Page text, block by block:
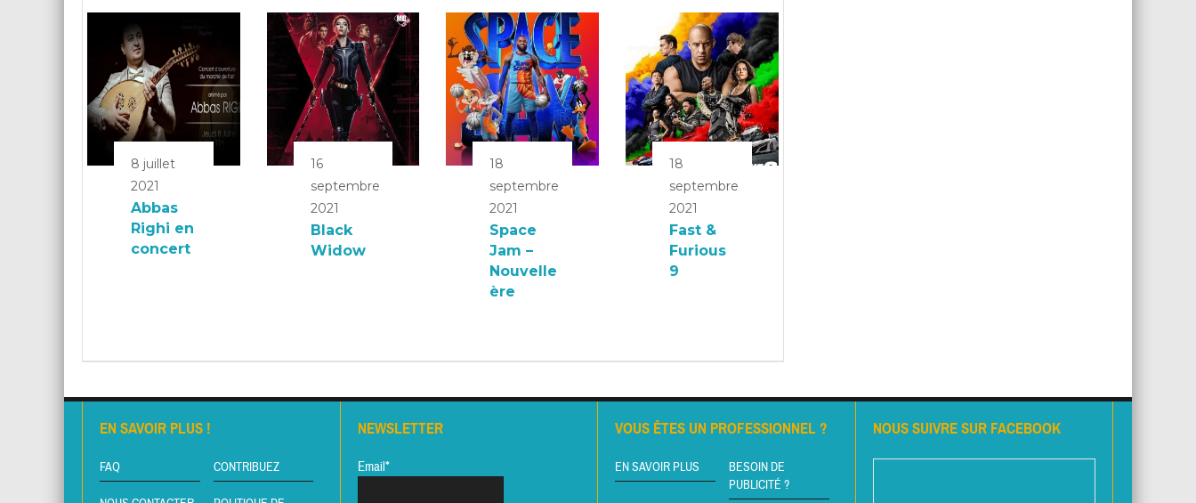
8 juillet
2021
Abbas
Righi en
concert
16
septembre
2021
Black
Widow
18
septembre
2021
Space
Jam –
Nouvelle
ère
18
septembre
2021
Fast &
Furious
9
EN SAVOIR PLUS !
FAQ CONTRIBUEZ
NEWSLETTER
Email*
VOUS ÊTES UN PROFESSIONNEL ?
EN SAVOIR PLUS
BESOIN DE
PUBLICITÉ ?
NOUS SUIVRE SUR FACEBOOK